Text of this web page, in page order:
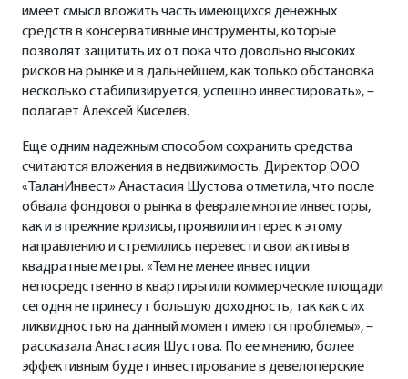
имеет смысл вложить часть имеющихся денежных
средств в консервативные инструменты, которые
позволят защитить их от пока что довольно высоких
рисков на рынке и в дальнейшем, как только обстановка
несколько стабилизируется, успешно инвестировать», –
полагает Алексей Киселев.
Еще одним надежным способом сохранить средства
считаются вложения в недвижимость. Директор ООО
«ТаланИнвест» Анастасия Шустова отметила, что после
обвала фондового рынка в феврале многие инвесторы,
как и в прежние кризисы, проявили интерес к этому
направлению и стремились перевести свои активы в
квадратные метры. «Тем не менее инвестиции
непосредственно в квартиры или коммерческие площади
сегодня не принесут большую доходность, так как с их
ликвидностью на данный момент имеются проблемы», –
рассказала Анастасия Шустова. По ее мнению, более
эффективным будет инвестирование в девелоперские